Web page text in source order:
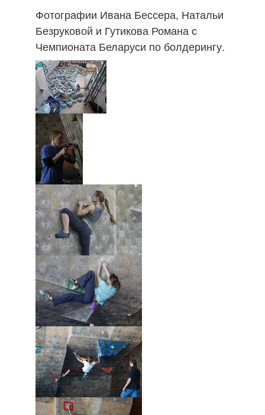
Фотографии Ивана Бессера, Натальи
Безруковой и Гутикова Романа с
Чемпионата Беларуси по болдерингу.